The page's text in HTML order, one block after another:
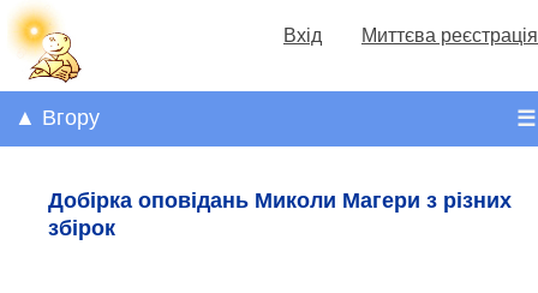
Вхід Миттєва реєстрація
☰
▲ Вгору
Добірка оповідань Миколи Магери з різних
збірок